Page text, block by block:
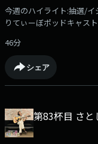
国」の「マックスの理想
里がそれに刺激され、ケ
ア」でお願いします
今週のハイライト:抽選/
りてぃーぼポッドキャス
Sunday」！radikoアプリ
https://radiko.jp/podcast/
351d239da28b?share=1
かほかSunday「エンタメ
里がそれに答えながら、
かさん」でお願いします
46分
シェア
第83杯目 さと